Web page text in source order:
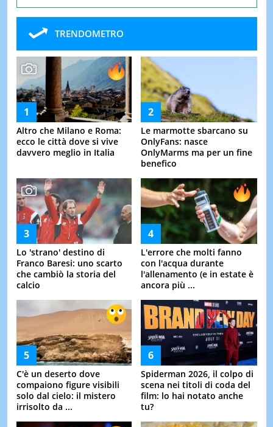
TRENDOMETRO
Altro che Milano e Roma:
ecco le città dove si vive
davvero meglio in Italia
Le marmotte sbarcano su
OnlyFans: nasce
OnlyMarms ma per un fine
benefico
Lo 'strano' destino di
Franco Baresi: uno scarto
che cambiò la storia del
calcio
L'errore che molti fanno
con l'acqua durante
l'allenamento (e in estate è
ancora più ...
C'è un deserto dove
compaiono figure visibili
solo dal cielo: il mistero
irrisolto da ...
Spiderman 2026, il colpo di
scena nei titoli di coda del
film: lo hai notato anche
tu?